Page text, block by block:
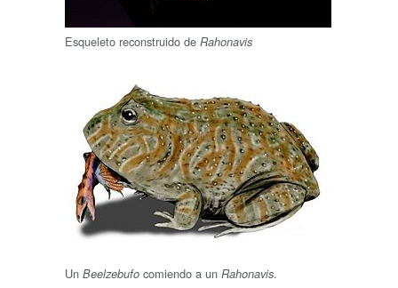
Esqueleto reconstruido de Rahonavis
Un Beelzebufo comiendo a un Rahonavis.